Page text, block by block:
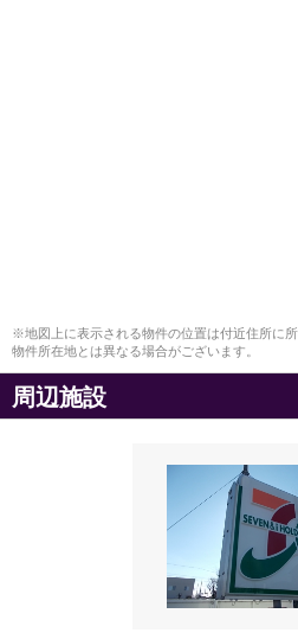
※地図上に表示される物件の位置は付近住所に
物件所在地とは異なる場合がございます。
周辺施設